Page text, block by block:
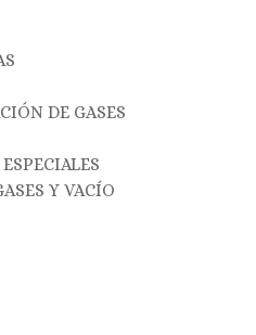
DE GASES
Y VACÍO